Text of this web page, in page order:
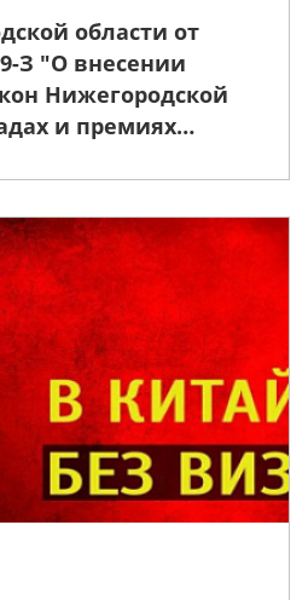
области от
З "О внесении
Нижегородской
и премиях